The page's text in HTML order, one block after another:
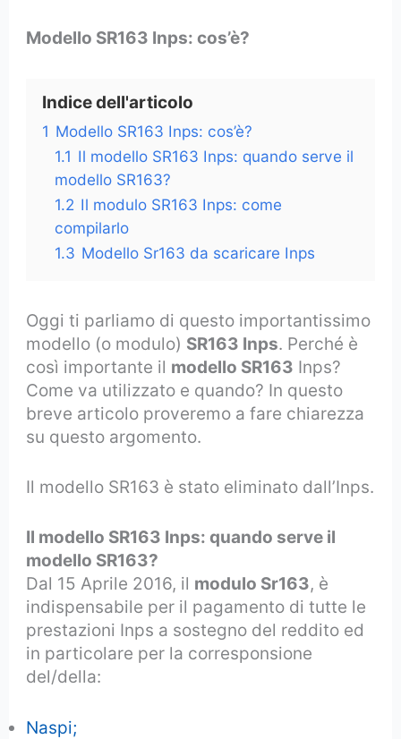
Modello SR163 Inps: cos’è?
Indice dell'articolo
1 Modello SR163 Inps: cos’è?
1.1 Il modello SR163 Inps: quando serve il
modello SR163?
1.2 Il modulo SR163 Inps: come
compilarlo
1.3 Modello Sr163 da scaricare Inps
Oggi ti parliamo di questo importantissimo
modello (o modulo) SR163 Inps. Perché è
così importante il modello SR163 Inps?
Come va utilizzato e quando? In questo
breve articolo proveremo a fare chiarezza
su questo argomento.
Il modello SR163 è stato eliminato dall’Inps.
Il modello SR163 Inps: quando serve il
modello SR163?
Dal 15 Aprile 2016, il modulo Sr163, è
indispensabile per il pagamento di tutte le
prestazioni Inps a sostegno del reddito ed
in particolare per la corresponsione
del/della:
Naspi;